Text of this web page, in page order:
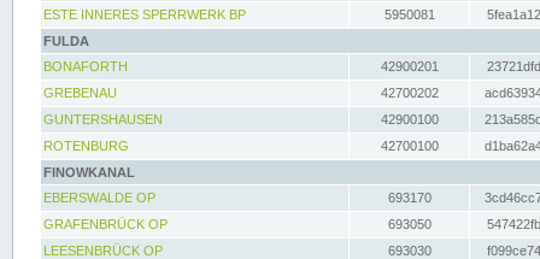
ESTE INNERES SPERRWERK BP
5950081
FULDA
BONAFORTH
42900201
GREBENAU
42700202
GUNTERSHAUSEN
42900100
ROTENBURG
42700100
FINOWKANAL
EBERSWALDE OP
693170
GRAFENBRÜCK OP
693050
LEESENBRÜCK OP
693030